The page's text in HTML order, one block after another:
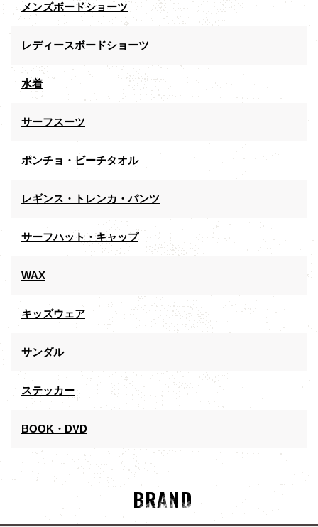
メンズボードショーツ
レディースボードショーツ
水着
サーフスーツ
ポンチョ・ビーチタオル
レギンス・トレンカ・パンツ
サーフハット・キャップ
WAX
キッズウェア
サンダル
ステッカー
BOOK・DVD
BRAND